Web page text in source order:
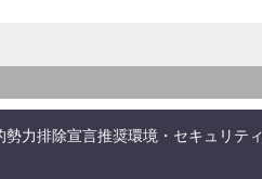
勢力排除宣言推奨環境・セキュリティ